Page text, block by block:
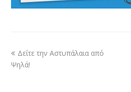
Δείτε την Αστυπάλαια από
Ψηλά!